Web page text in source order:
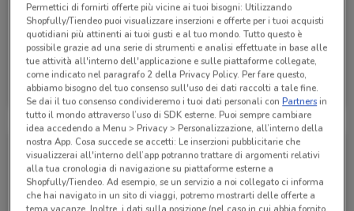
Alpitour
Scade il 31/01 122 m
Permettici di fornirti offerte più vicine ai tuoi bisogni: Utilizzando
Shopfully/Tiendeo puoi visualizzare inserzioni e offerte per i tuoi acquisti
quotidiani più attinenti ai tuoi gusti e al tuo mondo. Tutto questo è
possibile grazie ad una serie di strumenti e analisi effettuate in base alle
tue attività all'interno dell'applicazione e sulle piattaforme collegate,
come indicato nel paragrafo 2 della Privacy Policy. Per fare questo,
abbiamo bisogno del tuo consenso sull'uso dei dati raccolti a tale fine.
Se dai il tuo consenso condivideremo i tuoi dati personali conPartnersin
tutto il mondo attraverso l’uso di SDK esterne. Puoi sempre cambiare
idea accedendo a Menu > Privacy > Personalizzazione, all’interno della
nostra App. Cosa succede se accetti: Le inserzioni pubblicitarie che
visualizzerai all'interno dell’app potranno trattare di argomenti relativi
alla tua cronologia di navigazione su piattaforme esterne a
Shopfully/Tiendeo. Ad esempio, se un servizio a noi collegato ci informa
che hai navigato in un sito di viaggi, potremo mostrarti delle offerte a